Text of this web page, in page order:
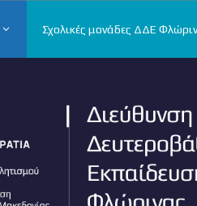
Σχολικές μονάδες ΔΔΕ